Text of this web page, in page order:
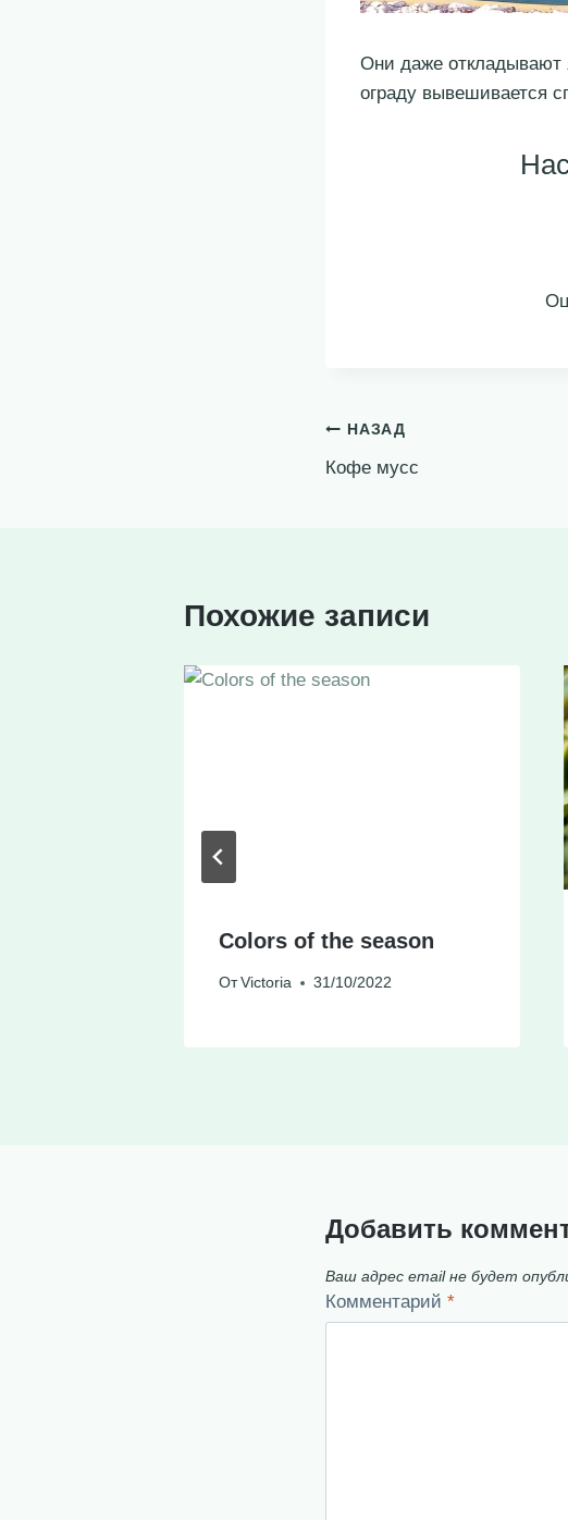
Они даже откладывают
ограду вывешивается
Навигация
по
НАЗАД
Кофе мусс
Похожие записи
Colors of the season
От Victoria 31/10/2022
Добавить
Ваш адрес email не будет
Комментарий *